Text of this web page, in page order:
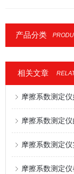
产品分类
相关文章
摩擦系数测定
摩擦系数测定
摩擦系数测定
摩擦系数测定